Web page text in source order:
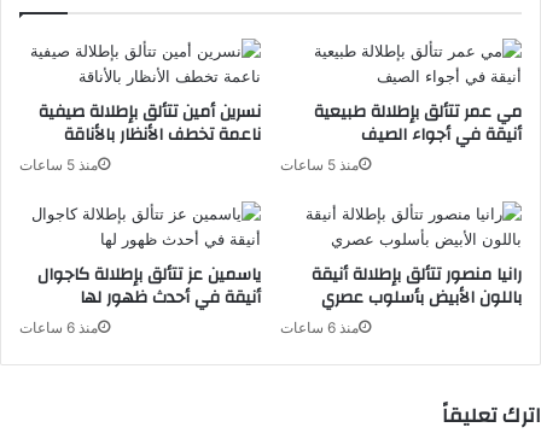
نسرين أمين تتألق بإطلالة صيفية
ناعمة تخطف الأنظار بالأناقة
منذ 5 ساعات
مي عمر تتألق بإطلالة طبيعية
أنيقة في أجواء الصيف
منذ 5 ساعات
ياسمين عز تتألق بإطلالة كاجوال
أنيقة في أحدث ظهور لها
منذ 6 ساعات
رانيا منصور تتألق بإطلالة أنيقة
باللون الأبيض بأسلوب عصري
منذ 6 ساعات
اترك تعليقاً